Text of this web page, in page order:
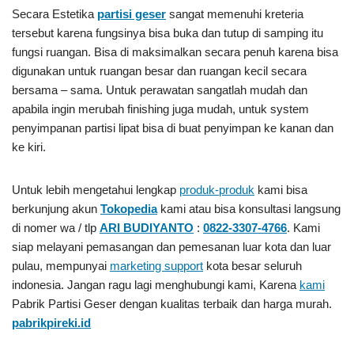
Secara Estetika partisi geser sangat memenuhi kreteria
tersebut karena fungsinya bisa buka dan tutup di samping itu
fungsi ruangan. Bisa di maksimalkan secara penuh karena bisa
digunakan untuk ruangan besar dan ruangan kecil secara
bersama – sama. Untuk perawatan sangatlah mudah dan
apabila ingin merubah finishing juga mudah, untuk system
penyimpanan partisi lipat bisa di buat penyimpan ke kanan dan
ke kiri.
Untuk lebih mengetahui lengkap produk-produk kami bisa
berkunjung akun Tokopediakami atau bisa konsultasi langsung
di nomer wa / tlp ARI BUDIYANTO : 0822-3307-4766. Kami
siap melayani pemasangan dan pemesanan luar kota dan luar
pulau, mempunyai marketing support kota besar seluruh
indonesia. Jangan ragu lagi menghubungi kami, Karena kami
Pabrik Partisi Geser dengan kualitas terbaik dan harga murah.
pabrikpireki.id